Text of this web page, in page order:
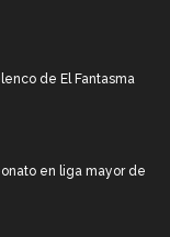
de El Fantasma
en liga mayor de